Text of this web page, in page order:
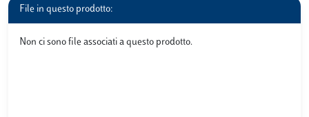
File in questo prodotto:
Non ci sono file associati a questo prodotto.